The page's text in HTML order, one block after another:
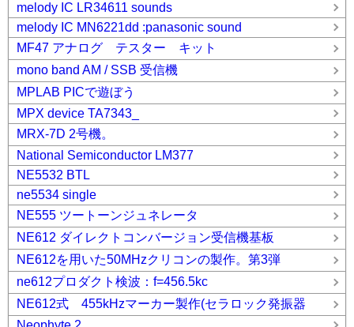
melody IC LR34611 sounds
melody IC MN6221dd :panasonic sound
MF47 アナログ テスター キット
mono band AM / SSB 受信機
MPLAB PICで遊ぼう
MPX device TA7343_
MRX-7D 2号機。
National Semiconductor LM377
NE5532 BTL
ne5534 single
NE555 ツートーンジュネレータ
NE612 ダイレクトコンバージョン受信機基板
NE612を用いた50MHzクリコンの製作。第3弾
ne612プロダクト検波：f=456.5kc
NE612式 455kHzマーカー製作(セラロック発振器